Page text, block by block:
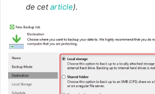
de cetarticle).